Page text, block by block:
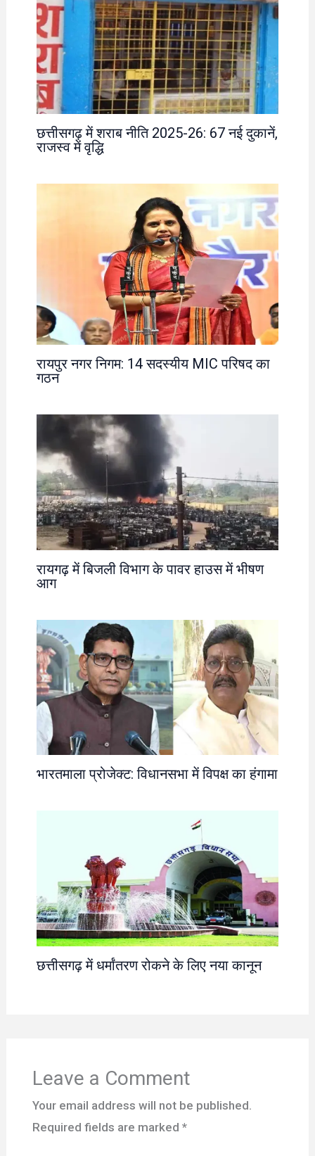
छत्तीसगढ़ में शराब नीति 2025-26: 67 नई दुकानें,
राजस्व में वृद्धि
रायपुर नगर निगम: 14 सदस्यीय MIC परिषद का
गठन
रायगढ़ में बिजली विभाग के पावर हाउस में भीषण
आग
भारतमाला प्रोजेक्ट: विधानसभा में विपक्ष का हंगामा
छत्तीसगढ़ में धर्मांतरण रोकने के लिए नया कानून
Leave a Comment
Your email address will not be published.
Required fields are marked *